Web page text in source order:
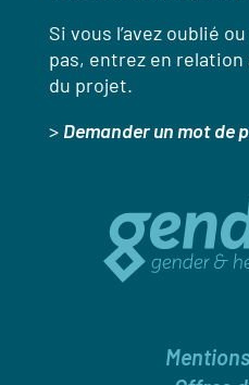
Si vous l’avez oublié
pas, entrez en
du projet.
> Demander un mot de